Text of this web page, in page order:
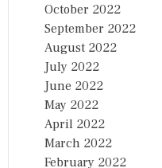
October 2022
September 2022
August 2022
July 2022
June 2022
May 2022
April 2022
March 2022
February 2022